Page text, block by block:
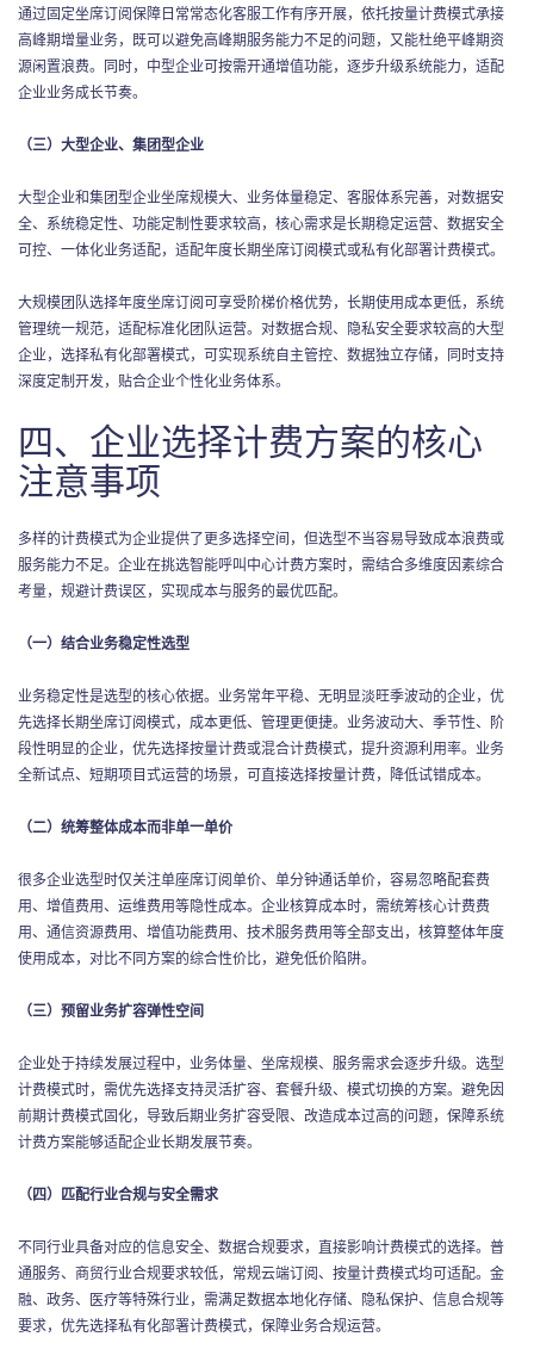
通过固定坐席订阅保障日常常态化客服工作有序开展，依托按量计费模式承接
高峰期增量业务，既可以避免高峰期服务能力不足的问题，又能杜绝平峰期资
源闲置浪费。同时，中型企业可按需开通增值功能，逐步升级系统能力，适配
企业业务成长节奏。
（三）大型企业、集团型企业
大型企业和集团型企业坐席规模大、业务体量稳定、客服体系完善，对数据安
全、系统稳定性、功能定制性要求较高，核心需求是长期稳定运营、数据安全
可控、一体化业务适配，适配年度长期坐席订阅模式或私有化部署计费模式。
大规模团队选择年度坐席订阅可享受阶梯价格优势，长期使用成本更低，系统
管理统一规范，适配标准化团队运营。对数据合规、隐私安全要求较高的大型
企业，选择私有化部署模式，可实现系统自主管控、数据独立存储，同时支持
深度定制开发，贴合企业个性化业务体系。
四、企业选择计费方案的核心
注意事项
多样的计费模式为企业提供了更多选择空间，但选型不当容易导致成本浪费或
服务能力不足。企业在挑选智能呼叫中心计费方案时，需结合多维度因素综合
考量，规避计费误区，实现成本与服务的最优匹配。
（一）结合业务稳定性选型
业务稳定性是选型的核心依据。业务常年平稳、无明显淡旺季波动的企业，优
先选择长期坐席订阅模式，成本更低、管理更便捷。业务波动大、季节性、阶
段性明显的企业，优先选择按量计费或混合计费模式，提升资源利用率。业务
全新试点、短期项目式运营的场景，可直接选择按量计费，降低试错成本。
（二）统筹整体成本而非单一单价
很多企业选型时仅关注单座席订阅单价、单分钟通话单价，容易忽略配套费
用、增值费用、运维费用等隐性成本。企业核算成本时，需统筹核心计费费
用、通信资源费用、增值功能费用、技术服务费用等全部支出，核算整体年度
使用成本，对比不同方案的综合性价比，避免低价陷阱。
（三）预留业务扩容弹性空间
企业处于持续发展过程中，业务体量、坐席规模、服务需求会逐步升级。选型
计费模式时，需优先选择支持灵活扩容、套餐升级、模式切换的方案。避免因
前期计费模式固化，导致后期业务扩容受限、改造成本过高的问题，保障系统
计费方案能够适配企业长期发展节奏。
（四）匹配行业合规与安全需求
不同行业具备对应的信息安全、数据合规要求，直接影响计费模式的选择。普
通服务、商贸行业合规要求较低，常规云端订阅、按量计费模式均可适配。金
融、政务、医疗等特殊行业，需满足数据本地化存储、隐私保护、信息合规等
要求，优先选择私有化部署计费模式，保障业务合规运营。